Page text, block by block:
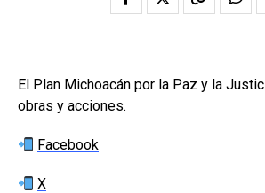
El Plan Michoacán por la Paz y la
obras y acciones.
Facebook
X